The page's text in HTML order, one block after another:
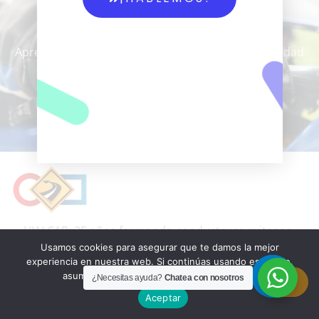
Rápida Y Efectiva
Aprende todo lo que necesitas saber sobre seguridad
VIALCAR: 25 años formando conductores exitosos.
¡Confía en nuestra experiencia!
All rights reserved
¿Necesitas ayuda? Chatea con nosotros
Usamos cookies para asegurar que te damos la mejor
experiencia en nuestra web. Si continúas usando este sitio,
asumiremos que estás de acuerdo con ello.
Aceptar